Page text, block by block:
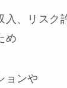
入、リスク
め
ョンや